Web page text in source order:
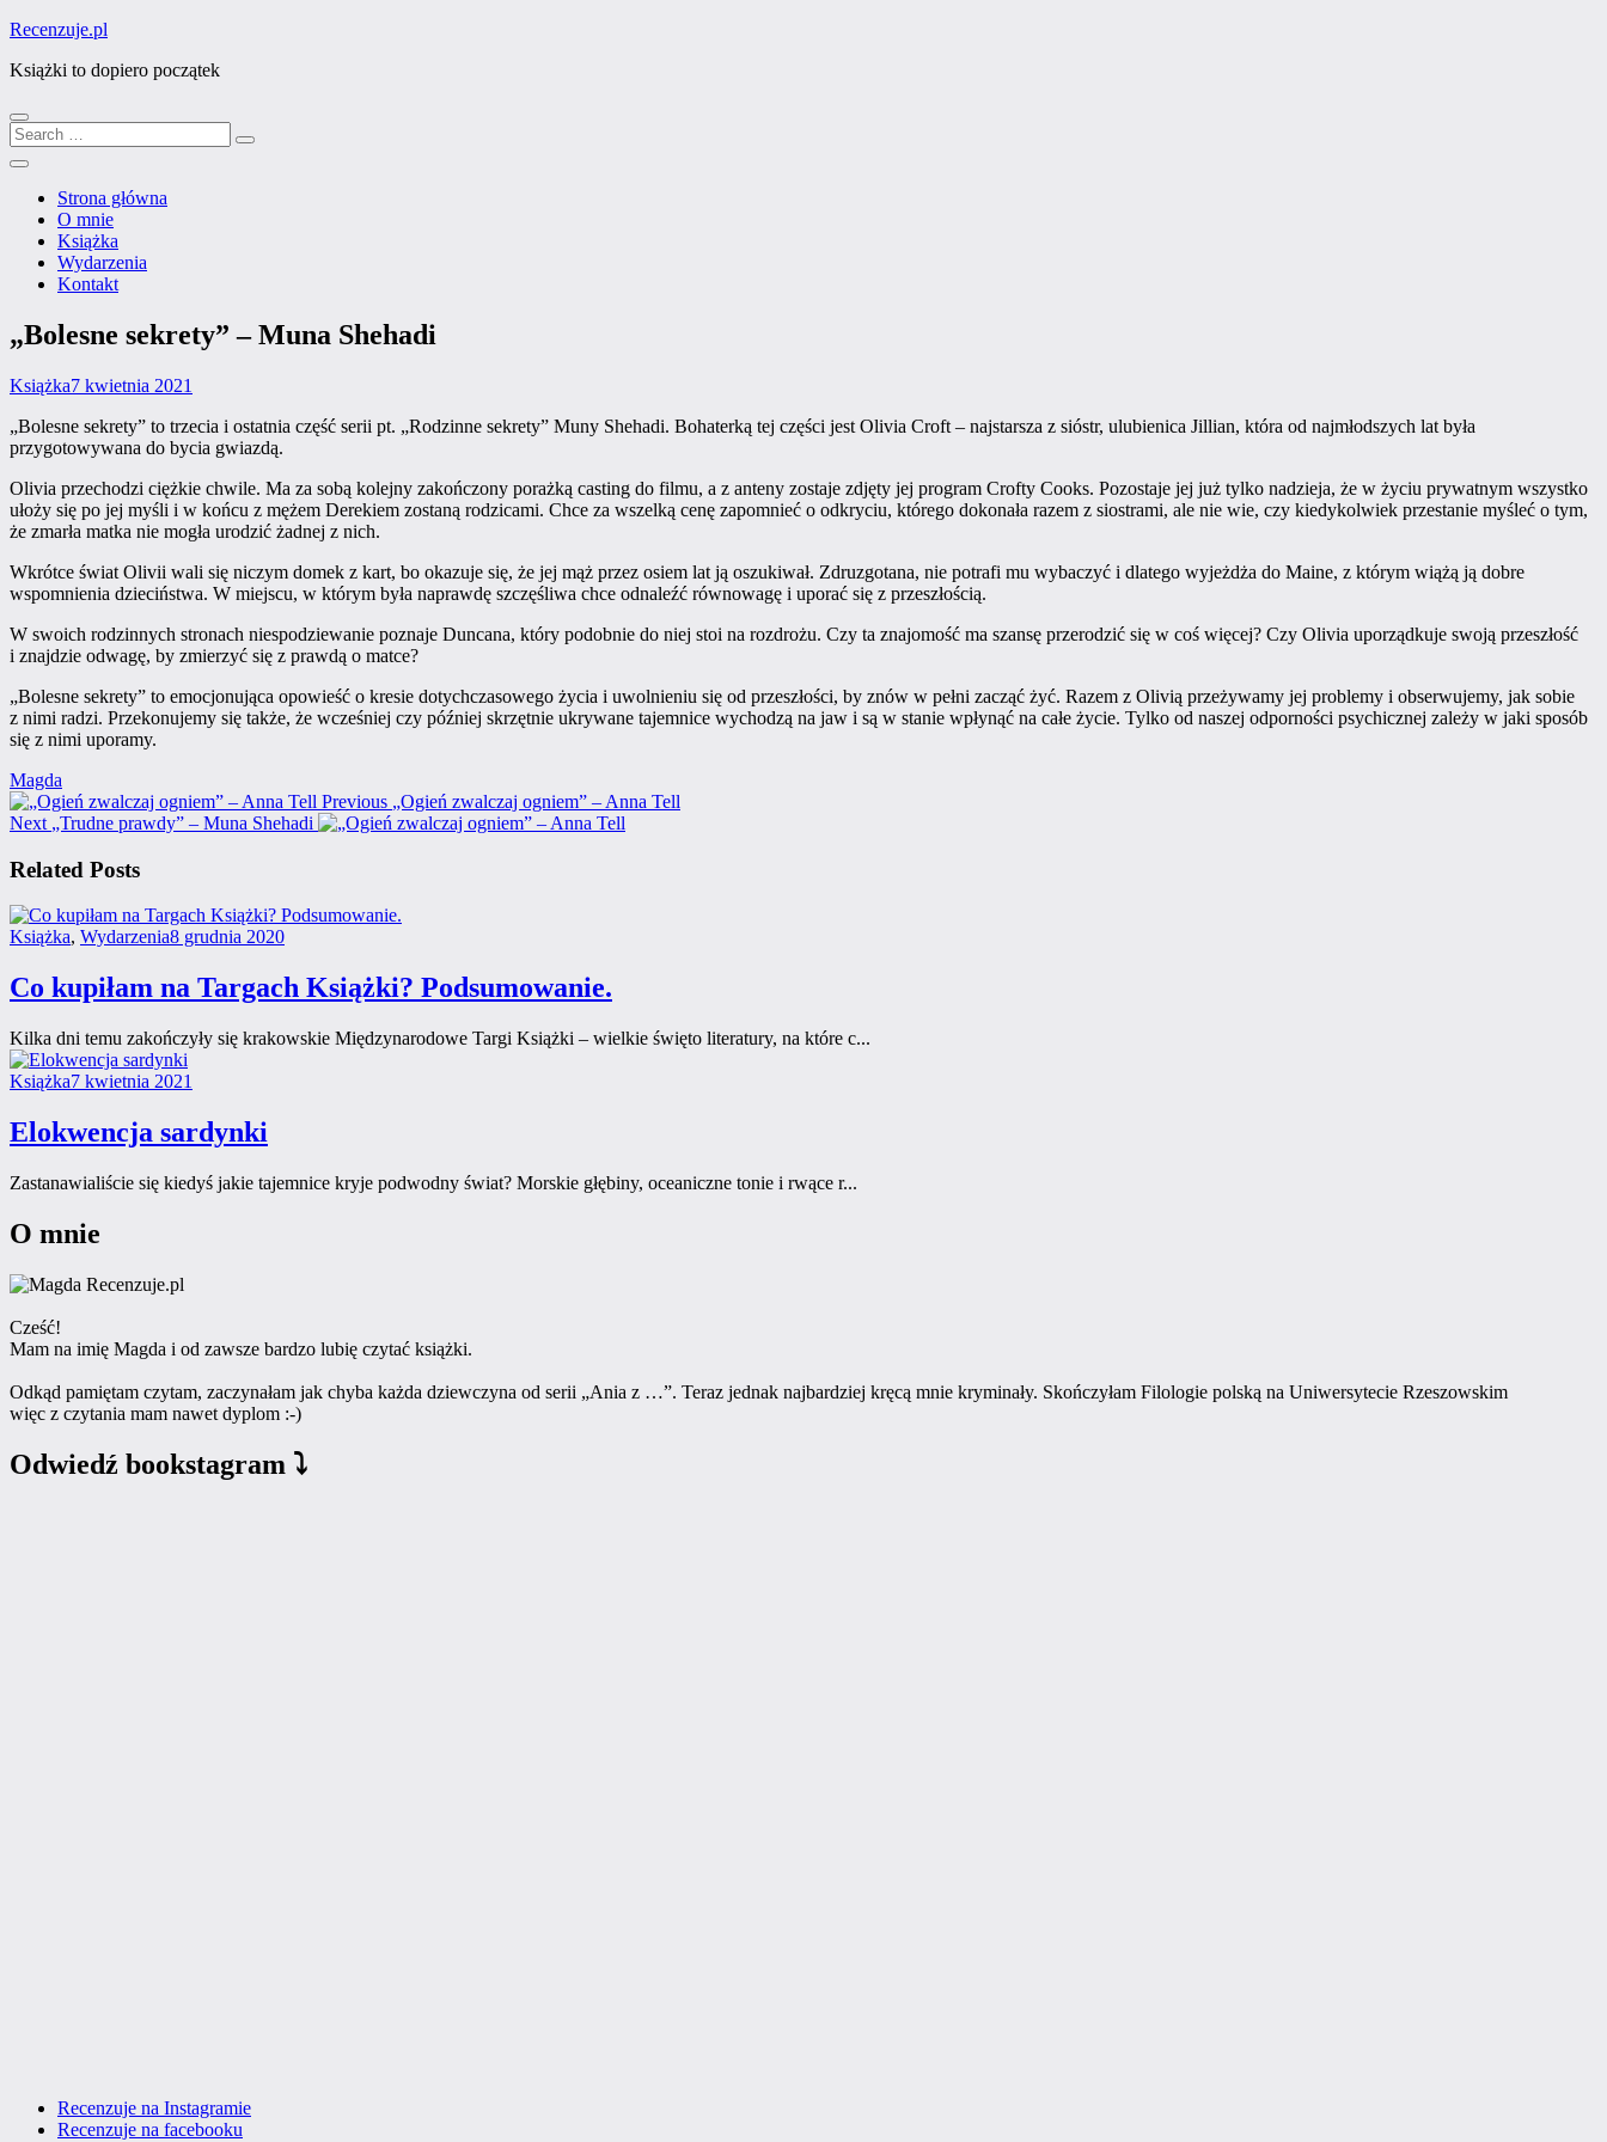
Skip
content
Recenzuje.pl
Książki to dopiero początek
Search
Search
for:
Close
Menu
Strona główna
O mnie
Książka
Wydarzenia
Kontakt
„Bolesne sekrety” – Muna Shehadi
Categories
KsiążkaPosted
7 kwietnia 2021
„Bolesne sekrety” to trzecia i ostatnia część serii pt. „Rodzinne sekrety” Muny Shehadi. Bohaterką tej części jest Olivia Croft – najstarsza z sióstr, ulubienica Jillian, która od najmłodszych lat była
przygotowywana do bycia gwiazdą.
Olivia przechodzi ciężkie chwile. Ma za sobą kolejny zakończony porażką casting do filmu, a z anteny zostaje zdjęty jej program Crofty Cooks. Pozostaje jej już tylko nadzieja, że w życiu prywatnym wszystko
ułoży się po jej myśli i w końcu z mężem Derekiem zostaną rodzicami. Chce za wszelką cenę zapomnieć o odkryciu, którego dokonała razem z siostrami, ale nie wie, czy kiedykolwiek przestanie myśleć o tym,
że zmarła matka nie mogła urodzić żadnej z nich.
Wkrótce świat Olivii wali się niczym domek z kart, bo okazuje się, że jej mąż przez osiem lat ją oszukiwał. Zdruzgotana, nie potrafi mu wybaczyć i dlatego wyjeżdża do Maine, z którym wiążą ją dobre
wspomnienia dzieciństwa. W miejscu, w którym była naprawdę szczęśliwa chce odnaleźć równowagę i uporać się z przeszłością.
W swoich rodzinnych stronach niespodziewanie poznaje Duncana, który podobnie do niej stoi na rozdrożu. Czy ta znajomość ma szansę przerodzić się w coś więcej? Czy Olivia uporządkuje swoją przeszłość
i znajdzie odwagę, by zmierzyć się z prawdą o matce?
„Bolesne sekrety” to emocjonująca opowieść o kresie dotychczasowego życia i uwolnieniu się od przeszłości, by znów w pełni zacząć żyć. Razem z Olivią przeżywamy jej problemy i obserwujemy, jak sobie
z nimi radzi. Przekonujemy się także, że wcześniej czy później skrzętnie ukrywane tajemnice wychodzą na jaw i są w stanie wpłynąć na całe życie. Tylko od naszej odporności psychicznej zależy w jaki sposób
się z nimi uporamy.
Author
Magda
Post
navigation
Previous
Previous
post:
„Ogień zwalczaj ogniem” – Anna Tell
Next
Next
„Trudne prawdy” – Muna Shehadi
Related Posts
Categories
Książka, WydarzeniaPosted
8 grudnia 2020
Co kupiłam na Targach Książki? Podsumowanie.
Kilka dni temu zakończyły się krakowskie Międzynarodowe Targi Książki – wielkie święto literatury, na które c...
Categories
KsiążkaPosted
7 kwietnia 2021
Elokwencja sardynki
Zastanawialiście się kiedyś jakie tajemnice kryje podwodny świat? Morskie głębiny, oceaniczne tonie i rwące r...
O mnie
Cześć!
Mam na imię Magda i od zawsze bardzo lubię czytać książki.
Odkąd pamiętam czytam, zaczynałam jak chyba każda dziewczyna od serii „Ania z …”. Teraz jednak najbardziej kręcą mnie kryminały. Skończyłam Filologie polską na Uniwersytecie Rzeszowskim
więc z czytania mam nawet dyplom :-)
Odwiedź bookstagram ⤵
Recenzuje na Instagramie
Recenzuje na facebooku